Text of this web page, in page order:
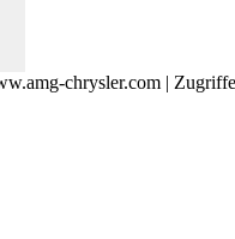
chrysler.com |